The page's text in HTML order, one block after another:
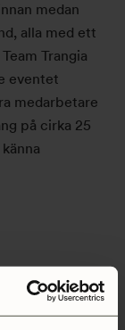
medan
alla med ett
Trangia
eventet
medarbetare
på cirka 25
och när vi